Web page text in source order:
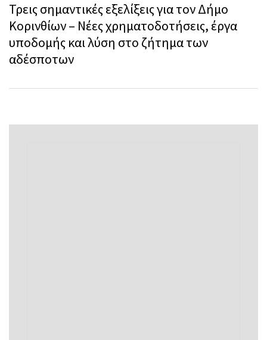
Τρεις σημαντικές εξελίξεις για τον Δήμο
Κορινθίων – Νέες χρηματοδοτήσεις, έργα
υποδομής και λύση στο ζήτημα των
αδέσποτων